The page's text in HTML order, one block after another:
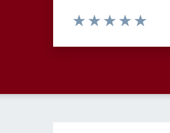
Valuta da 1 a 5 stelle la pagina